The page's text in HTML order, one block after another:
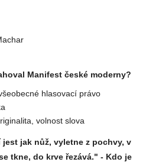
Manifest české moderny?
hlasovací právo
volnost slova
jak nůž, vyletne z pochvy, v
tkne, do krve řezává." - Kdo je